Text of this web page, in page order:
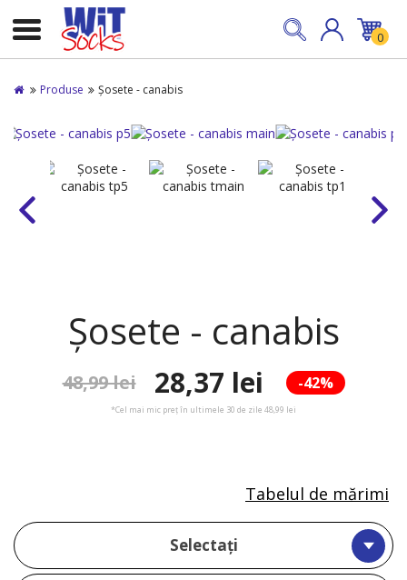
0
Produse Șosete - canabis
Șosete - canabis
-42%
48,99 lei 28,37 lei
*Cel mai mic preț în ultimele 30 de zile 48,99 lei
Selectați
Tabelul de mărimi